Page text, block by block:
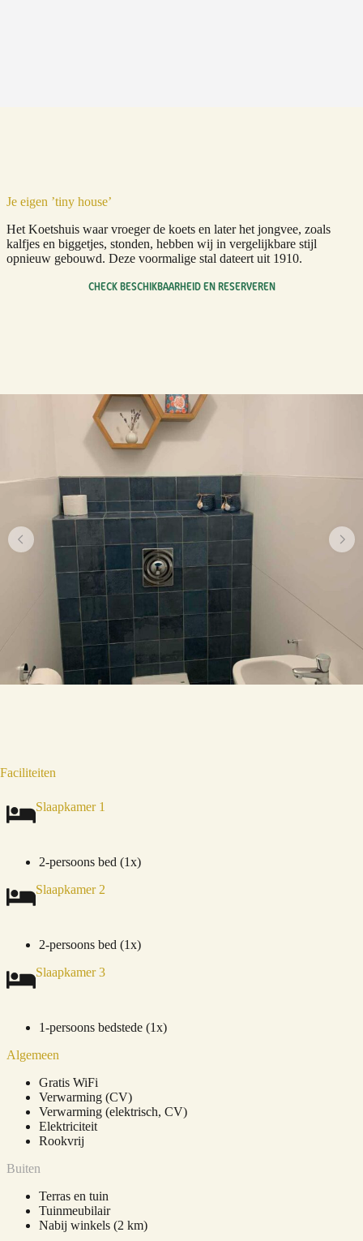
Je eigen ’tiny house’
Het Koetshuis waar vroeger de koets en later het jongvee, zoals
kalfjes en biggetjes, stonden, hebben wij in vergelijkbare stijl
opnieuw gebouwd. Deze voormalige stal dateert uit 1910.
CHECK BESCHIKBAARHEID EN RESERVEREN
Faciliteiten
Slaapkamer 1
2-persoons bed (1x)
Slaapkamer 2
2-persoons bed (1x)
Slaapkamer 3
1-persoons bedstede (1x)
Algemeen
Gratis WiFi
Verwarming (CV)
Verwarming (elektrisch, CV)
Elektriciteit
Rookvrij
Buiten
Terras en tuin
Tuinmeubilair
Nabij winkels (2 km)